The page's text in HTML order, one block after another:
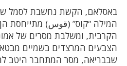
באסלאם, הקשת נחשבת לסמל של
המילה “קוס” (قوس) מתייחסת
הקרבית, ומשלבת מסרים של
הצבעים המרצדים בשמיים
שבבריאה, מסר המתחבר היטב